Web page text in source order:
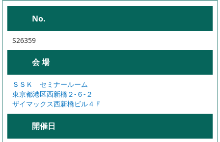
No.
S26359
会 場
ＳＳＫ セミナールーム
東京都港区西新橋２-６-２
ザイマックス西新橋ビル４Ｆ
開催日